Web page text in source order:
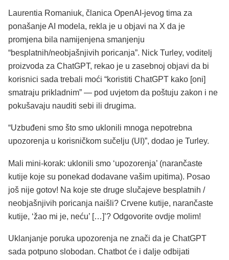
Laurentia Romaniuk, članica OpenAI-jevog tima za
ponašanje AI modela, rekla je u objavi na X da je
promjena bila namijenjena smanjenju
“besplatnih/neobjašnjivih poricanja”. Nick Turley, voditelj
proizvoda za ChatGPT, rekao je u zasebnoj objavi da bi
korisnici sada trebali moći “koristiti ChatGPT kako [oni]
smatraju prikladnim” — pod uvjetom da poštuju zakon i ne
pokušavaju nauditi sebi ili drugima.
“Uzbuđeni smo što smo uklonili mnoga nepotrebna
upozorenja u korisničkom sučelju (UI)”, dodao je Turley.
Mali mini-korak: uklonili smo ‘upozorenja’ (narančaste
kutije koje su ponekad dodavane vašim upitima). Posao
još nije gotov! Na koje ste druge slučajeve besplatnih /
neobjašnjivih poricanja naišli? Crvene kutije, narančaste
kutije, ‘žao mi je, neću’ […]’? Odgovorite ovdje molim!
Uklanjanje poruka upozorenja ne znači da je ChatGPT
sada potpuno slobodan. Chatbot će i dalje odbijati